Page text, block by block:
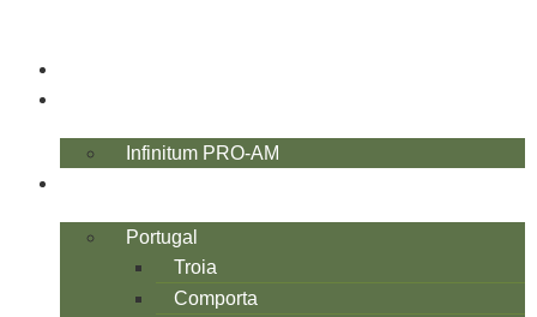
Infinitum PRO-AM
Portugal
Troia
Comporta